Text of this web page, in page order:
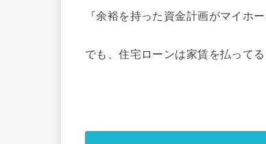
『余裕を持った資金計画がマイホ
でも、住宅ローンは家賃を払って